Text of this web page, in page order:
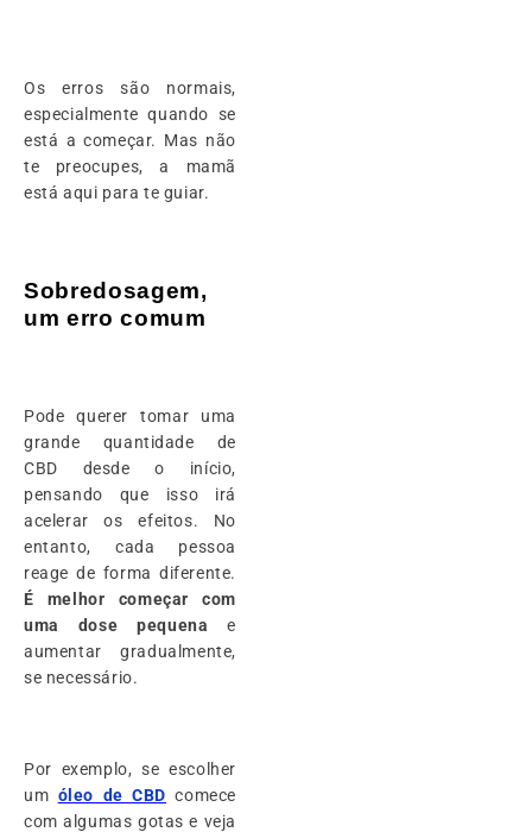
Os erros são normais,
especialmente quando se
está a começar. Mas não
te preocupes, a mamã
está aqui para te guiar.
Sobredosagem,
um erro comum
Pode querer tomar uma
grande quantidade de
CBD desde o início,
pensando que isso irá
acelerar os efeitos. No
entanto, cada pessoa
reage de forma diferente.
É melhor começar com
uma dose pequena e
aumentar gradualmente,
se necessário.
Por exemplo, se escolher
um óleo de CBD comece
com algumas gotas e veja